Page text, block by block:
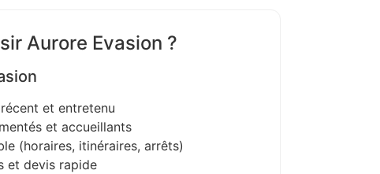
Aurore Evasion ?
et entretenu
et accueillants
(horaires, itinéraires, arrêts)
et devis rapide